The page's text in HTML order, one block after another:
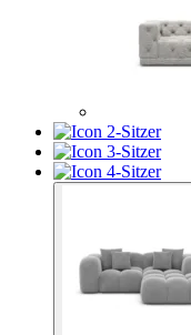
2-Sitzer
3-Sitzer
4-Sitzer